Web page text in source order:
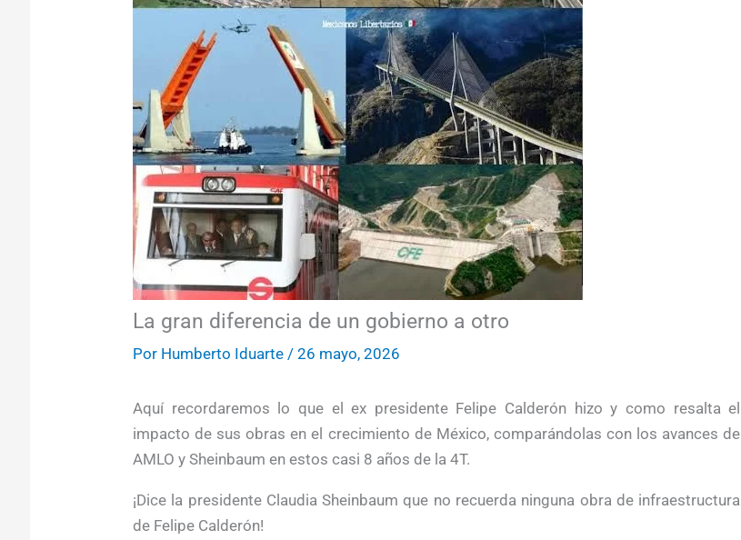
La gran diferencia de un gobierno a otro
Por Humberto Iduarte / 26 mayo, 2026
Aquí recordaremos lo que el ex presidente Felipe Calderón hizo y como resalta el
impacto de sus obras en el crecimiento de México, comparándolas con los avances de
AMLO y Sheinbaum en estos casi 8 años de la 4T.
¡Dice la presidente Claudia Sheinbaum que no recuerda ninguna obra de infraestructura
de Felipe Calderón!